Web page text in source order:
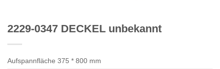
2229-0347 DECKEL unbekannt
Aufspannfläche 375 * 800 mm